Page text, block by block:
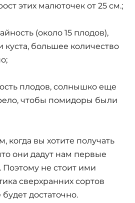
этих малюточек от 25 см.;
(около 15 плодов),
куста, большее количество
плодов, солнышко еще
чтобы помидоры были
когда вы хотите получать
они дадут нам первые
Поэтому не стоит ими
сверхранних сортов
достаточно.